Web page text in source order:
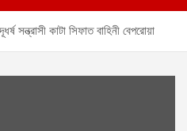
সন্ত্রাসী কাটা সিফাত বাহিনী বেপরোয়া